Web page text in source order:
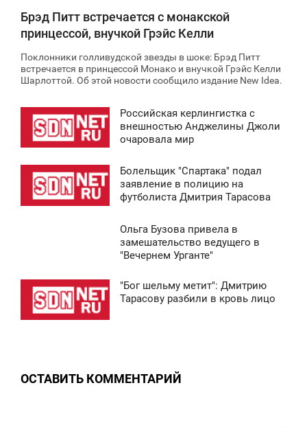
Брэд Питт встречается с монакской
принцессой, внучкой Грэйс Келли
Поклонники голливудской звезды в шоке: Брэд Питт
встречается в принцессой Монако и внучкой Грэйс Келли
Шарлоттой. Об этой новости сообщило издание New Ideа.
Российская керлингистка с
внешностью Анджелины Джоли
очаровала мир
Болельщик "Спартака" подал
заявление в полицию на
футболиста Дмитрия Тарасова
Ольга Бузова привела в
замешательство ведущего в
"Вечернем Урганте"
"Бог шельму метит": Дмитрию
Тарасову разбили в кровь лицо
ОСТАВИТЬ КОММЕНТАРИЙ